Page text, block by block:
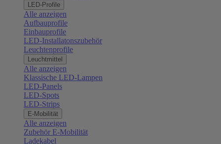
LED-Profile
Alle anzeigen
Aufbauprofile
Einbauprofile
LED-Installatonszubehör
Leuchtenprofile
Leuchtmittel
Alle anzeigen
Klassische LED-Lampen
LED-Panels
LED-Spots
LED-Strips
E-Mobilität
Alle anzeigen
Zubehör E-Mobilität
Ladekabel